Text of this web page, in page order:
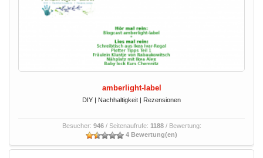
amberlight-label
DIY | Nachhaltigkeit | Rezensionen
Besucher: 946/ Seitenaufrufe: 1188/ Bewertung:
4 Bewertung(en)